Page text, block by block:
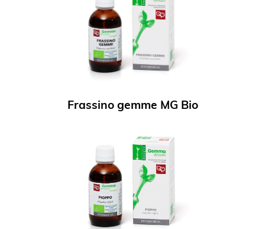
Frassino gemme MG Bio